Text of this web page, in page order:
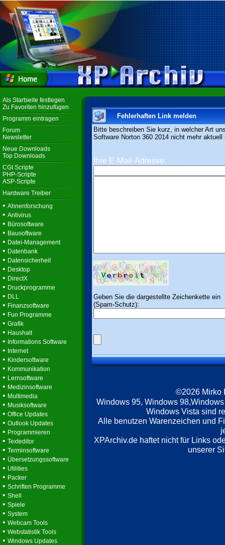
Als Startseite festlegen
Zu Favoriten hinzufügen
Programm eintragen
Forum
Newsletter
Neue Downloads
Top Downloads
CGI Scripte
PHP-Scripte
ASP-Scripte
Hardware Treiber
• Ahnenforschung
• Antivirus
• Bürosoftware
• Bausoftware
• Datei-Management
• Datenbank
• Datensicherheit
• Desktop
• DirectX
• Druckprogramme
• DLL
• Finanzsoftware
• Fun Programme
• Grafik
• Haushalt
• Informations Software
• Internet
• Kindersoftware
• Kommunikation
• Lernsoftware
• Medizinsoftware
• Multimedia
• Musiksoftware
• Office Updates
• Outlook Updates
• Programmieren
• Texteditor
• Terminsoftware
• Übersetzungssoftware
• Utilities
• Packer
• Schriften Programme
• Shell
• Spiele
• System
• Webcam Tools
• Webstatistik Tools
• Windows Updates
Fehlerhaften Link melden
Bitte beschreiben Sie kurz, in welcher Art
Software Norton 360 2014 nicht mehr aktuell
Ihre E-Mail-Adresse:
Geben Sie die dargestellte Zeichenkette ein
(Spam-Schutz):
©2026 Mirko
Windows 95, Windows
Windows Vista sind
Alle benutzen Warenzeichen und
XPArchiv.de haftet nicht für Links
unserer